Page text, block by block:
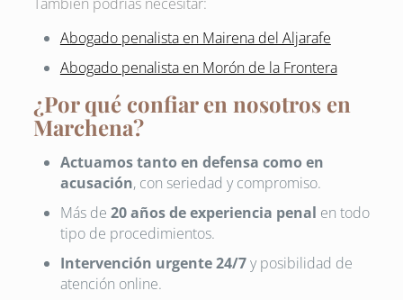
Abogado penalista en Mairena del Aljarafe
Abogado penalista en Morón de la Frontera
¿Por qué confiar en nosotros en
Marchena?
Actuamos tanto en defensa como en
acusación, con seriedad y compromiso.
Más de 20 años de experiencia penal en todo
tipo de procedimientos.
Intervención urgente 24/7y posibilidad de
atención online.